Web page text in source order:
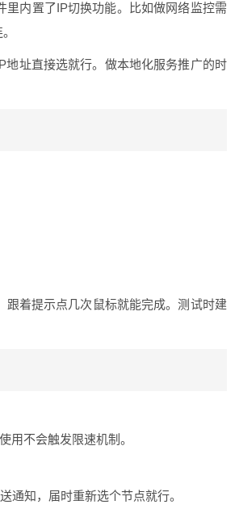
里内置了IP切换功能。比如做网络监控需
地址直接选就行。做本地化服务推广的时
着提示点几次鼠标就能完成。测试时建
用不会触发限速机制。
通知，届时重新选个节点就行。